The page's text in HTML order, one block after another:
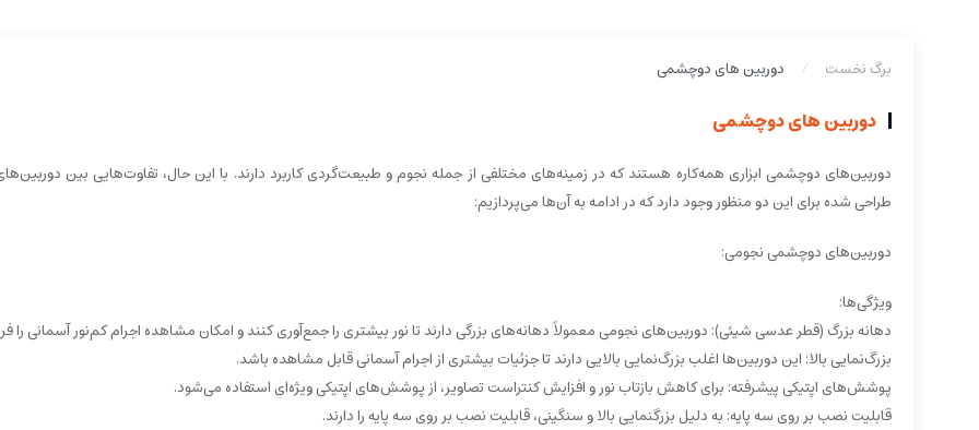
برگ نخست دوربین های دوچشمی
دوربین های دوچشمی
دوربین‌های دوچشمی ابزاری همه‌کاره هستند که در زمینه‌های مختلفی از جمله نجوم و طبیعت‌گردی کاربرد دارند. با این حال، تفاوت‌هایی بین
طراحی شده برای این دو منظور وجود دارد که در ادامه به آن‌ها می‌پردازیم:
دوربین‌های دوچشمی نجومی:
ویژگی‌ها:
دهانه بزرگ (قطر عدسی شیئی): دوربین‌های نجومی معمولاً دهانه‌های بزرگی دارند تا نور بیشتری را جمع‌آوری کنند و امکان مشاهده اجرام کم‌نور آسمانی را
بزرگ‌نمایی بالا: این دوربین‌ها اغلب بزرگ‌نمایی بالایی دارند تا جزئیات بیشتری از اجرام آسمانی قابل مشاهده باشد.
پوشش‌های اپتیکی پیشرفته: برای کاهش بازتاب نور و افزایش کنتراست تصاویر، از پوشش‌های اپتیکی ویژه‌ای استفاده می‌شود.
قابلیت نصب بر روی سه پایه: به دلیل بزرگنمایی بالا و سنگینی، قابلیت نصب بر روی سه پایه را دارند.